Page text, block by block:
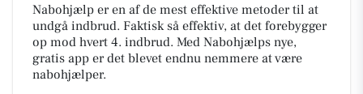
Nabohjælp er en af de mest effektive metoder til at
undgå indbrud. Faktisk så effektiv, at det forebygger
op mod hvert 4. indbrud. Med Nabohjælps nye,
gratis app er det blevet endnu nemmere at være
nabohjælper.